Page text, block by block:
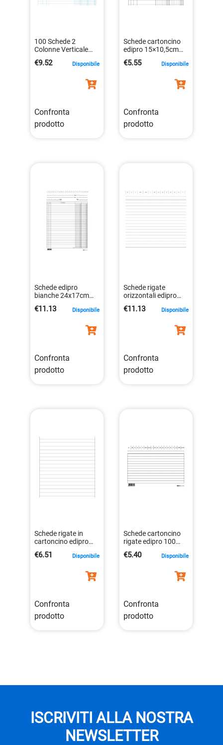
100 Schede 2
Colonne Verticale
Edipro E3329bl
€9.52 Disponibile
Confronta
prodotto
Schede cartoncino
edipro 15×10,5cm
colonne
€5.55 Disponibile
Confronta
prodotto
Schede edipro
bianche 24x17cm
€11.13 Disponibile
Confronta
prodotto
Schede rigate
orizzontali edipro
pezzi cartoncino
€11.13 Disponibile
Confronta
prodotto
Schede rigate in
cartoncino edipro
da 100 pezzi
€6.51 Disponibile
Confronta
prodotto
Schede cartoncino
rigate edipro 100
15×10,5 cm
€5.40 Disponibile
Confronta
prodotto
ISCRIVITI ALLA NOSTRA
NEWSLETTER